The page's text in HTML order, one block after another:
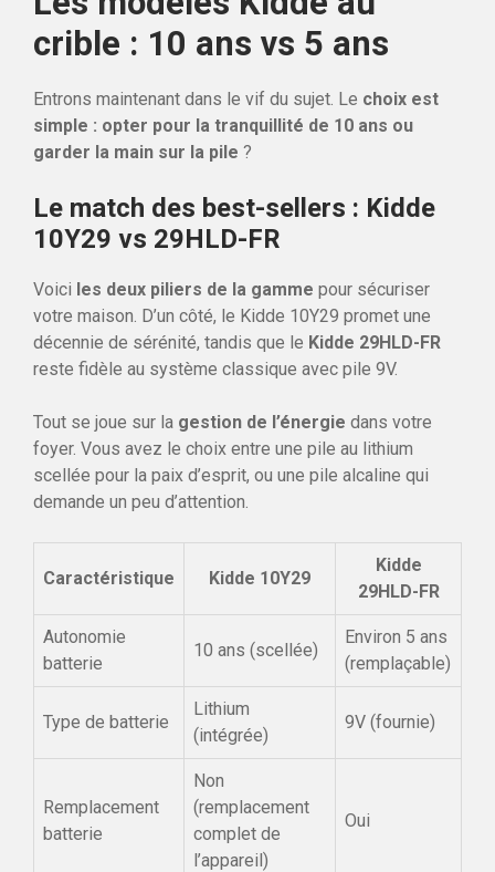
crible : 10 ans vs 5 ans
Entrons maintenant dans le vif du sujet. Le choix est
simple : opter pour la tranquillité de 10 ans ou
garder la main sur la pile ?
Le match des best-sellers : Kidde
10Y29 vs 29HLD-FR
Voici les deux piliers de la gamme pour sécuriser
votre maison. D’un côté, le Kidde 10Y29 promet une
décennie de sérénité, tandis que le Kidde 29HLD-FR
reste fidèle au système classique avec pile 9V.
Tout se joue sur la gestion de l’énergie dans votre
foyer. Vous avez le choix entre une pile au lithium
scellée pour la paix d’esprit, ou une pile alcaline qui
demande un peu d’attention.
Caractéristique Kidde 10Y29
Kidde
29HLD-FR
Autonomie
batterie
10 ans (scellée)
Environ 5 ans
(remplaçable)
Type de batterie
Lithium
(intégrée)
9V (fournie)
Remplacement
batterie
Non
(remplacement
complet de
l’appareil)
Oui